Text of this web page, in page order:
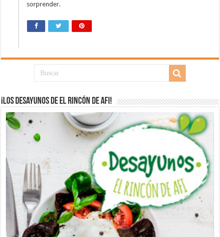
sorprender.
¡Los desayunos de El Rincón de Afi!